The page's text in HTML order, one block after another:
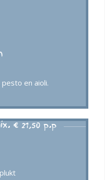
en aioli.
€ 21,50 p.p